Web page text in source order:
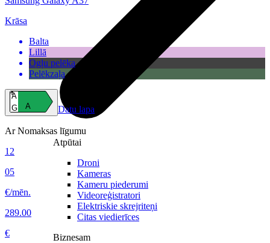
Atpūtai
Droni
Kameras
Kameru piederumi
Videoreģistratori
Elektriskie skrejriteņi
Citas viedierīces
Biznesam
Krāsa
Balta
Lillā
Ogļu pelēka
Pelēkzaļa
A
G
A Datu lapa
Ar Nomaksas līgumu
12
05
€/mēn.
289.00
€